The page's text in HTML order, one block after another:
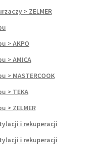
> ZELMER
> AKPO
> AMICA
> MASTERCOOK
> TEKA
> ZELMER
i rekuperacji
i rekuperacji